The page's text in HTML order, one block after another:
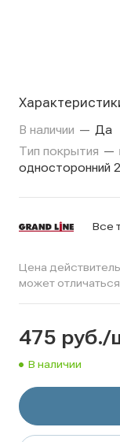
В наличии — Да
Тип покрытия —
односторонний
Все
Цена
может
475 руб./
В наличии